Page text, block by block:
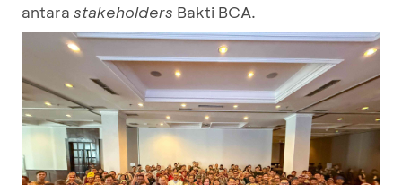
antara stakeholders Bakti BCA.